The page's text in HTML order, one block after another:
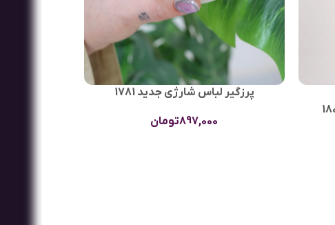
پرزگیر لباس شارژی جدید 1781
897,000تومان